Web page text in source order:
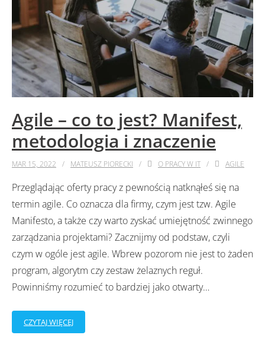
Agile – co to jest? Manifest,
metodologia i znaczenie
MAR 15, 2022 MATEUSZ PIORECKI O PRACY W IT AGILE
Przeglądając oferty pracy z pewnością natknąłeś się na
termin agile. Co oznacza dla firmy, czym jest tzw. Agile
Manifesto, a także czy warto zyskać umiejętność zwinnego
zarządzania projektami? Zacznijmy od podstaw, czyli
czym w ogóle jest agile. Wbrew pozorom nie jest to żaden
program, algorytm czy zestaw żelaznych reguł.
Powinniśmy rozumieć to bardziej jako otwarty…
CZYTAJ WIĘCEJ